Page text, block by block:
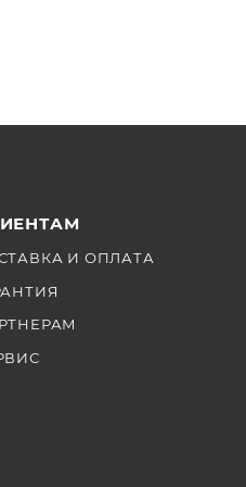
7.0" Hood
И ОПЛАТА